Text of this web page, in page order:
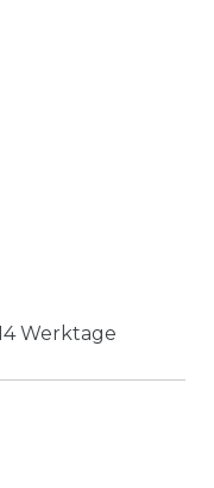
Werktage